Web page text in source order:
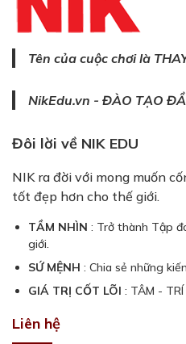
Tên của cuộc chơi là
NikEdu.vn - ĐÀO TẠO
Đôi lời về NIK EDU
NIK ra đời với mong muốn
tốt đẹp hơn cho thế giới.
TẦM NHÌN : Trở thành Tập
giới.
SỨ MỆNH : Chia sẻ những
GIÁ TRỊ CỐT LÕI : TÂM -
Liên hệ